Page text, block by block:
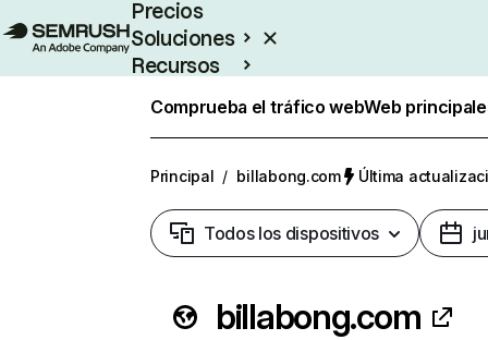
Precios
Soluciones
Recursos
Comprueba el tráfico webWeb
Principal / billabong.com Última
Todos los dispositivos
billabong.com